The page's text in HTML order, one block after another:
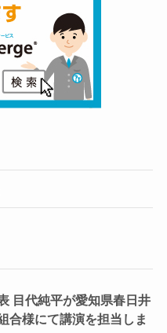
目代純平が愛知県春日井
合様にて講演を担当しま